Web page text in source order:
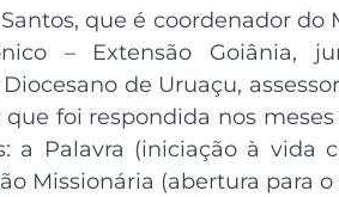
que é coordenador
– Extensão Goiânia,
de Uruaçu,
foi respondida nos
a Palavra (iniciação à vida
Missionária (abertura